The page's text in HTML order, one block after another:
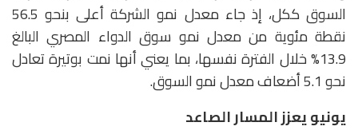
السوق ككل، إذ جاء معدل نمو الشركة أعلى بنحو 56.5
نقطة مئوية من معدل نمو سوق الدواء المصري البالغ
13.9% خلال الفترة نفسها، بما يعني أنها نمت بوتيرة تعادل
نحو 5.1 أضعاف معدل نمو السوق.
يونيو يعزز المسار الصاعد